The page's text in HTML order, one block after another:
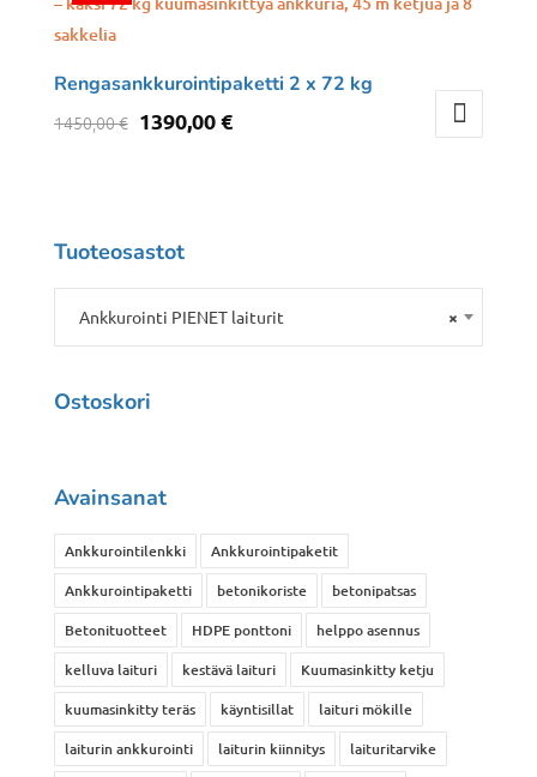
Rengasankkurointipaketti 2 x 72 kg
1450,00€ Alkuperäinen
1390,00€Nykyinen
Tuoteosastot
×
Ankkurointi PIENET laiturit
Ostoskori
Avainsanat
Ankkurointilenkki
Ankkurointipaketit
Ankkurointipaketti
betonikoriste
betonipatsas
Betonituotteet
HDPE ponttoni
helppo asennus
kelluva laituri
kestävä laituri
Kuumasinkitty ketju
kuumasinkitty teräs
käyntisillat
laituri mökille
laiturin ankkurointi
laiturin kiinnitys laituritarvike